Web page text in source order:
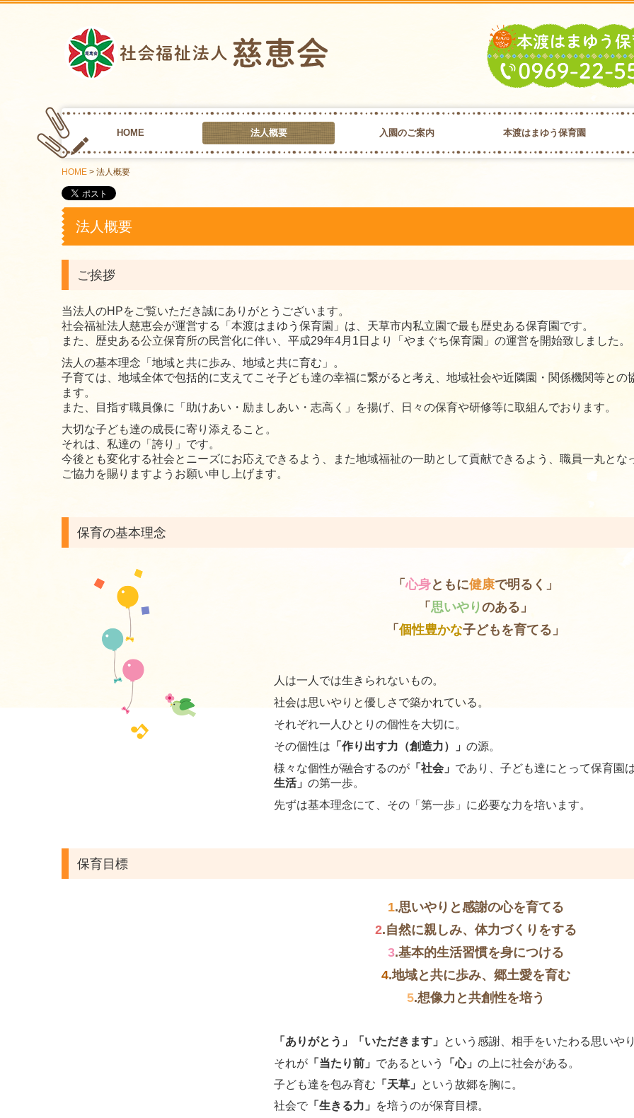
HOME 法人概要 入園のご案内 本渡はまゆう保育園
HOME 法人概要
法人概要
ご挨拶
当法人のHPをご覧いただき誠にありがとうございます。
社会福祉法人慈恵会が運営する「本渡はまゆう保育園」は、天草市内私立園で最も歴史ある保育園です。
また、歴史ある公立保育所の民営化に伴い、平成29年4月1日より「やまぐち保育園」の運営を開始致しました。
法人の基本理念「地域と共に歩み、地域と共に育む」。
子育ては、地域全体で包括的に支えてこそ子ども達の幸福に繋がると考え、地域社会や近隣園・関係機関等との
ます。
また、目指す職員像に「助けあい・励ましあい・志高く」を揚げ、日々の保育や研修等に取組んでおります。
大切な子ども達の成長に寄り添えること。
それは、私達の「誇り」です。
今後とも変化する社会とニーズにお応えできるよう、また地域福祉の一助として貢献できるよう、職員一丸と
ご協力を賜りますようお願い申し上げます。
保育の基本理念
「心身ともに健康で明るく」
「 思いやり のある」
「 個性豊かな子どもを育てる」
人は一人では生きられないもの。
社会は思いやりと優しさで築かれている。
それぞれ一人ひとりの個性を大切に。
その個性は 「作り出す力（創造力）」 の源。
様々な個性が融合するのが 「社会」 であり、子ども達にとって保育園
生活」 の第一歩。
先ずは基本理念にて、その「第一歩」に必要な力を培います。
保育目標
1.思いやりと感謝の心を育てる
2.自然に親しみ、体力づくりをする
3.基本的生活習慣を身につける
4.地域と共に歩み、郷土愛を育む
5.想像力と共創性を培う
「ありがとう」「いただきます」
という感謝、相手をいたわる思いやり
それが 「当たり前」 であるという 「心」 の上に社会がある。
子ども達を包み育む 「天草」
という故郷を胸に。
社会で 「生きる力」
を培うのが保育目標。